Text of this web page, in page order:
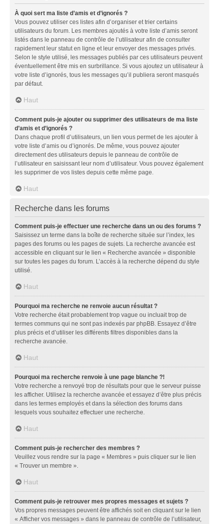
À quoi sert ma liste d’amis et d’ignorés ?
Vous pouvez utiliser ces listes afin d’organiser et trier certains
utilisateurs du forum. Les membres ajoutés à votre liste d’amis seront
listés dans le panneau de contrôle de l’utilisateur afin de consulter
rapidement leur statut en ligne et leur envoyer des messages privés.
Selon le style utilisé, les messages publiés par ces utilisateurs peuvent
éventuellement être mis en surbrillance. Si vous ajoutez un utilisateur à
votre liste d’ignorés, tous les messages qu’il publiera seront masqués
par défaut.
Haut
Comment puis-je ajouter ou supprimer des utilisateurs de ma liste
d’amis et d’ignorés ?
Dans chaque profil d’utilisateurs, un lien vous permet de les ajouter à
votre liste d’amis ou d’ignorés. De même, vous pouvez ajouter
directement des utilisateurs depuis le panneau de contrôle de
l’utilisateur en saisissant leur nom d’utilisateur. Vous pouvez également
les supprimer de vos listes depuis cette même page.
Haut
Recherche dans les forums
Comment puis-je effectuer une recherche dans un ou des forums ?
Saisissez un terme dans la boîte de recherche située sur l’index, les
pages des forums ou les pages de sujets. La recherche avancée est
accessible en cliquant sur le lien « Recherche avancée » disponible
sur toutes les pages du forum. L’accès à la recherche dépend du style
utilisé.
Haut
Pourquoi ma recherche ne renvoie aucun résultat ?
Votre recherche était probablement trop vague ou incluait trop de
termes communs qui ne sont pas indexés par phpBB. Essayez d’être
plus précis et d’utiliser les différents filtres disponibles dans la
recherche avancée.
Haut
Pourquoi ma recherche renvoie à une page blanche ?!
Votre recherche a renvoyé trop de résultats pour que le serveur puisse
les afficher. Utilisez la recherche avancée et essayez d’être plus précis
dans les termes employés et dans la sélection des forums dans
lesquels vous souhaitez effectuer une recherche.
Haut
Comment puis-je rechercher des membres ?
Veuillez vous rendre sur la page « Membres » puis cliquer sur le lien
« Trouver un membre ».
Haut
Comment puis-je retrouver mes propres messages et sujets ?
Vos propres messages peuvent être affichés soit en cliquant sur le lien
« Afficher vos messages » dans le panneau de contrôle de l’utilisateur,